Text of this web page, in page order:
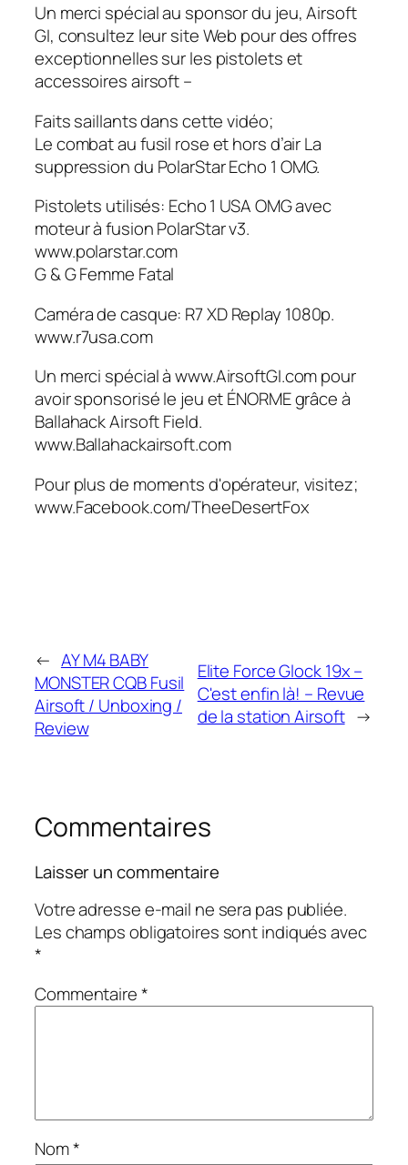
Un merci spécial au sponsor du jeu, Airsoft
GI, consultez leur site Web pour des offres
exceptionnelles sur les pistolets et
accessoires airsoft –
Faits saillants dans cette vidéo;
Le combat au fusil rose et hors d’air La
suppression du PolarStar Echo 1 OMG.
Pistolets utilisés: Echo 1 USA OMG avec
moteur à fusion PolarStar v3.
www.polarstar.com
G & G Femme Fatal
Caméra de casque: R7 XD Replay 1080p.
www.r7usa.com
Un merci spécial à www.AirsoftGI.com pour
avoir sponsorisé le jeu et ÉNORME grâce à
Ballahack Airsoft Field.
www.Ballahackairsoft.com
Pour plus de moments d'opérateur, visitez;
www.Facebook.com/TheeDesertFox
← AY M4 BABY
MONSTER CQB Fusil
Airsoft / Unboxing /
Review
Elite Force Glock 19x –
C'est enfin là! – Revue
de la station Airsoft →
Commentaires
Laisser un commentaire
Votre adresse e-mail ne sera pas publiée.
Les champs obligatoires sont indiqués avec
*
Commentaire*
Nom*